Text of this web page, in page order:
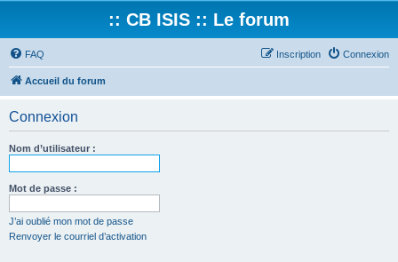
:: CB ISIS :: Le forum
FAQ Connexion
Inscription
Accueil du forum
Connexion
Nom d’utilisateur :
Mot de passe :
J’ai oublié mon mot de passe
Renvoyer le courriel d’activation